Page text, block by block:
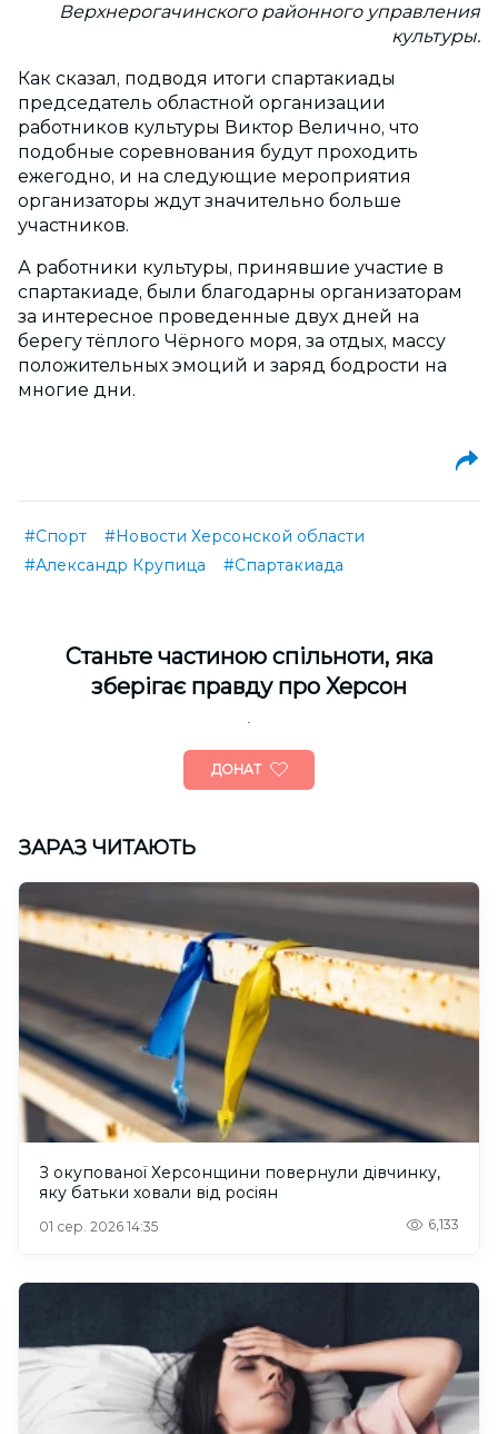
Верхнерогачинского районного управления
культуры.
Как сказал, подводя итоги спартакиады
председатель областной организации
работников культуры Виктор Велично, что
подобные соревнования будут проходить
ежегодно, и на следующие мероприятия
организаторы ждут значительно больше
участников.
А работники культуры, принявшие участие в
спартакиаде, были благодарны организаторам
за интересное проведенные двух дней на
берегу тёплого Чёрного моря, за отдых, массу
положительных эмоций и заряд бодрости на
многие дни.
#Спорт
#Новости Херсонской области
#Александр Крупица
#Спартакиада
Cтаньте частиною спільноти, яка
зберігає правду про Херсон
ДОНАТ
ЗАРАЗ ЧИТАЮТЬ
З окупованої Херсонщини повернули дівчинку,
яку батьки ховали від росіян
01 сер. 2026 14:35 6,133